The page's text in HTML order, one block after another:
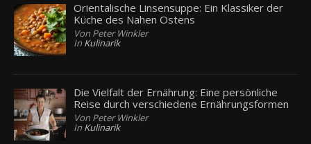
Orientalische Linsensuppe: Ein Klassiker der
Küche des Nahen Ostens
Von Peter Winkler
In Kulinarik
Die Vielfalt der Ernährung: Eine persönliche
Reise durch verschiedene Ernährungsformen
Von Peter Winkler
In Kulinarik